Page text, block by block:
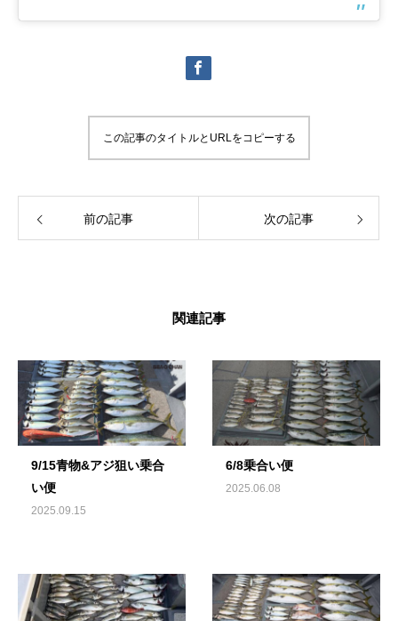
この記事のタイトルとURLをコピーする
前の記事 次の記事
関連記事
9/15青物&アジ狙い乗合
い便
2025.09.15
6/8乗合い便
2025.06.08